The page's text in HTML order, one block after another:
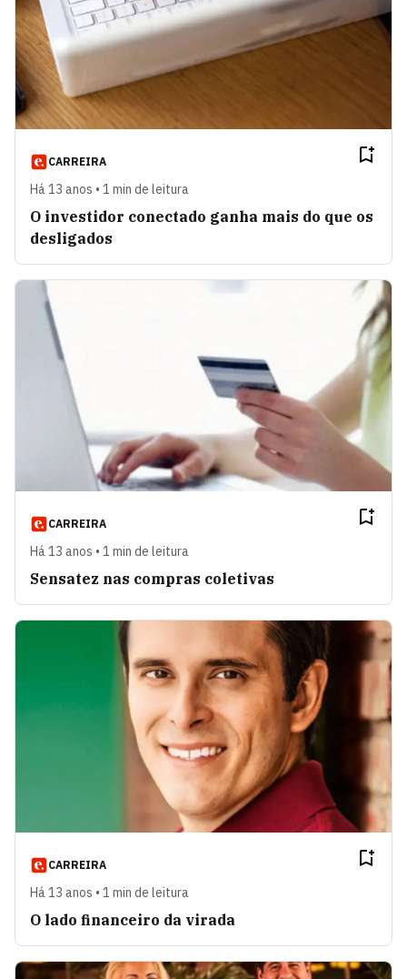
CARREIRA
Há 13 anos • 1 min de leitura
O investidor conectado ganha mais do que os
desligados
CARREIRA
Há 13 anos • 1 min de leitura
Sensatez nas compras coletivas
CARREIRA
Há 13 anos • 1 min de leitura
O lado financeiro da virada